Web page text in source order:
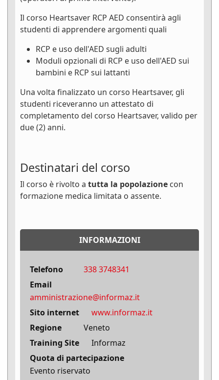
Il corso Heartsaver RCP AED consentirà agli
studenti di apprendere argomenti quali
RCP e uso dell'AED sugli adulti
Moduli opzionali di RCP e uso dell'AED sui
bambini e RCP sui lattanti
Una volta finalizzato un corso Heartsaver, gli
studenti riceveranno un attestato di
completamento del corso Heartsaver, valido per
due (2) anni.
Destinatari del corso
Il corso è rivolto a tutta la popolazione con
formazione medica limitata o assente.
INFORMAZIONI
Telefono
338 3748341
Email
amministrazione@informaz.it
Sito internet
www.informaz.it
Regione
Veneto
Training Site
Informaz
Quota di partecipazione
Evento riservato